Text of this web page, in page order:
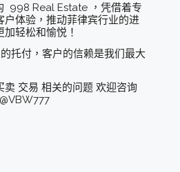
998 Real Estate ，凭借着专
户体验，推动菲律宾行业的进
轻松和愉悦！
托付，客户的信赖是我们最大
卖 交易 相关的问题 欢迎咨询